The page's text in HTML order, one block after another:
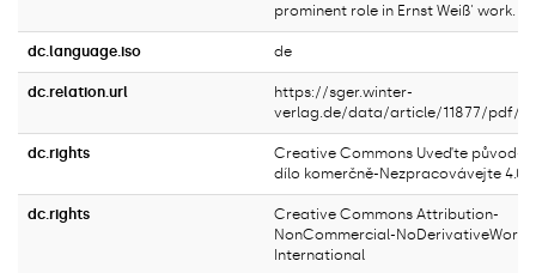
prominent role in Ernst Weiß' work.
dc.language.iso de
dc.relation.url
https://sger.winter-
verlag.de/data/article/11877/pdf/
dc.rights
Creative Commons Uveďte původ-
dílo komerčně-Nezpracovávejte 4.0
dc.rights
Creative Commons Attribution-
NonCommercial-NoDerivativeWorks
International